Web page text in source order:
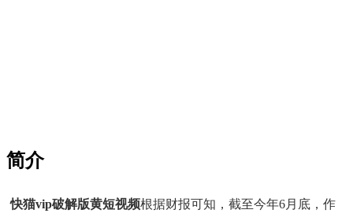
简介
快猫vip破解版黄短视频根据财报可知，截至今年6月底，作